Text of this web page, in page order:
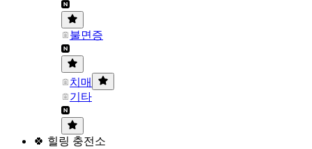
불면증
치매
기타
🍀 힐링 충전소